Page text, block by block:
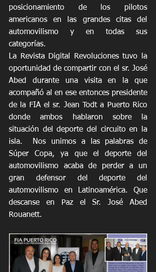
posicionamiento de los pilotos
americanos en las grandes citas del
automovilismo y en todas sus
categorías.
La Revista Digital Revoluciones tuvo la
oportunidad de compartir con el sr. José
Abed durante una visita en la que
acompañó al en ese entonces presidente
de la FIA el sr. Jean Todt a Puerto Rico
donde ambos hablaron sobre la
situación del deporte del circuito en la
isla.  Nos unimos a las palabras de
Súper Copa, ya que el deporte del
automovilismo acaba de perder a un
gran defensor del deporte del
automovilismo en Latinoamérica. Que
descanse en Paz el Sr. José Abed
Rouanett.